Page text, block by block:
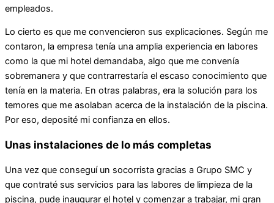
empleados.
Lo cierto es que me convencieron sus explicaciones. Según me
contaron, la empresa tenía una amplia experiencia en labores
como la que mi hotel demandaba, algo que me convenía
sobremanera y que contrarrestaría el escaso conocimiento que
tenía en la materia. En otras palabras, era la solución para los
temores que me asolaban acerca de la instalación de la piscina.
Por eso, deposité mi confianza en ellos.
Unas instalaciones de lo más completas
Una vez que conseguí un socorrista gracias a Grupo SMC y
que contraté sus servicios para las labores de limpieza de la
piscina, pude inaugurar el hotel y comenzar a trabajar, mi gran